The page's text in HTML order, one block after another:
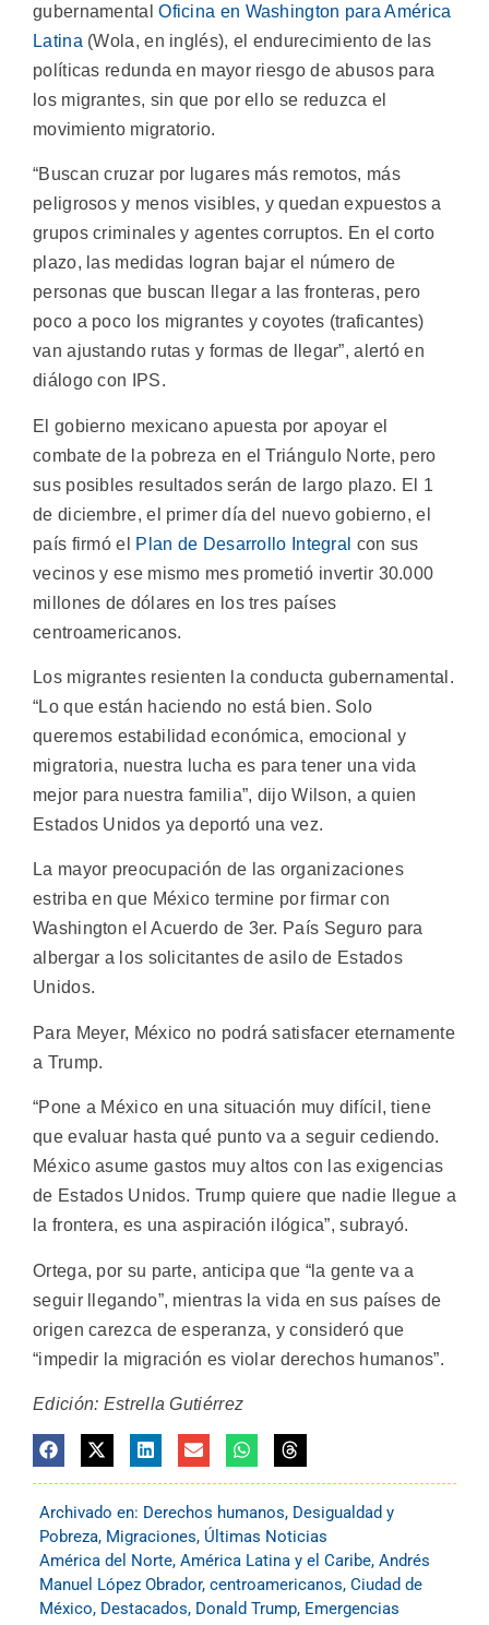
gubernamentalOficina en Washington para América
Latina (Wola, en inglés), el endurecimiento de las
políticas redunda en mayor riesgo de abusos para
los migrantes, sin que por ello se reduzca el
movimiento migratorio.
“Buscan cruzar por lugares más remotos, más
peligrosos y menos visibles, y quedan expuestos a
grupos criminales y agentes corruptos. En el corto
plazo, las medidas logran bajar el número de
personas que buscan llegar a las fronteras, pero
poco a poco los migrantes y coyotes (traficantes)
van ajustando rutas y formas de llegar”, alertó en
diálogo con IPS.
El gobierno mexicano apuesta por apoyar el
combate de la pobreza en el Triángulo Norte, pero
sus posibles resultados serán de largo plazo. El 1
de diciembre, el primer día del nuevo gobierno, el
país firmó el
Plan de Desarrollo Integral con sus
vecinos y ese mismo mes prometió invertir 30.000
millones de dólares en los tres países
centroamericanos.
Los migrantes resienten la conducta gubernamental.
“Lo que están haciendo no está bien. Solo
queremos estabilidad económica, emocional y
migratoria, nuestra lucha es para tener una vida
mejor para nuestra familia”, dijo Wilson, a quien
Estados Unidos ya deportó una vez.
La mayor preocupación de las organizaciones
estriba en que México termine por firmar con
Washington el Acuerdo de 3er. País Seguro para
albergar a los solicitantes de asilo de Estados
Unidos.
Para Meyer, México no podrá satisfacer eternamente
a Trump.
“Pone a México en una situación muy difícil, tiene
que evaluar hasta qué punto va a seguir cediendo.
México asume gastos muy altos con las exigencias
de Estados Unidos. Trump quiere que nadie llegue a
la frontera, es una aspiración ilógica”, subrayó.
Ortega, por su parte, anticipa que “la gente va a
seguir llegando”, mientras la vida en sus países de
origen carezca de esperanza, y consideró que
“impedir la migración es violar derechos humanos”.
Edición: Estrella Gutiérrez
Archivado en: Derechos humanos, Desigualdad y
Pobreza, Migraciones, Últimas Noticias
América del Norte, América Latina y el Caribe, Andrés
Manuel López Obrador, centroamericanos, Ciudad de
México, Destacados, Donald Trump, Emergencias